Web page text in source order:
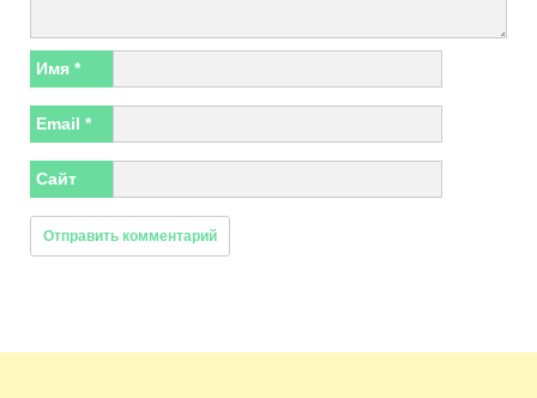
Имя *
Email *
Сайт